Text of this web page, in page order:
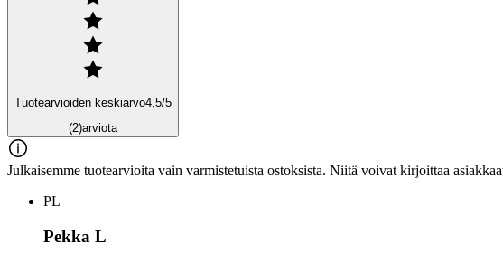
Tuotearvioiden keskiarvo4,5/5
(2)arviota
Julkaisemme tuotearvioita vain varmistetuista ostoksista. Niitä voivat kirjoittaa
PL
Pekka L